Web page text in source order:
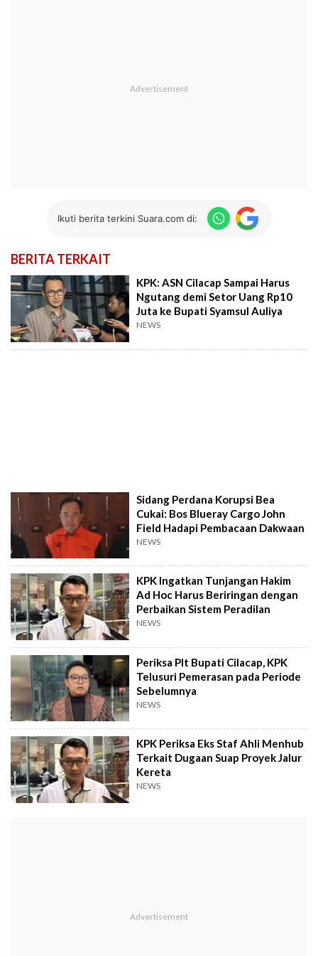
Ikuti berita terkini Suara.com di:
BERITA TERKAIT
KPK: ASN Cilacap Sampai Harus
Ngutang demi Setor Uang Rp10
Juta ke Bupati Syamsul Auliya
NEWS
Sidang Perdana Korupsi Bea
Cukai: Bos Blueray Cargo John
Field Hadapi Pembacaan Dakwaan
NEWS
KPK Ingatkan Tunjangan Hakim
Ad Hoc Harus Beriringan dengan
Perbaikan Sistem Peradilan
NEWS
Periksa Plt Bupati Cilacap, KPK
Telusuri Pemerasan pada Periode
Sebelumnya
NEWS
KPK Periksa Eks Staf Ahli Menhub
Terkait Dugaan Suap Proyek Jalur
Kereta
NEWS